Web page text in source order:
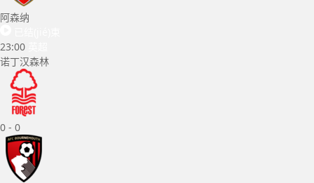
阿森纳
23:00
诺丁汉森林
0 - 0